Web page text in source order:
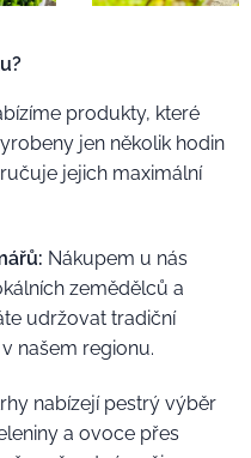
produkty, které
jen několik hodin
jejich maximální
Nákupem u nás
zemědělců a
udržovat tradiční
našem regionu.
nabízejí pestrý výběr
a ovoce přes